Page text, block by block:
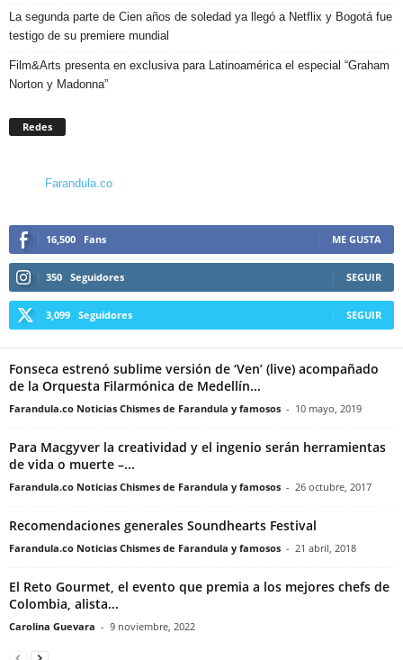
La segunda parte de Cien años de soledad ya llegó a Netflix y Bogotá fue
testigo de su premiere mundial
Film&Arts presenta en exclusiva para Latinoamérica el especial “Graham
Norton y Madonna”
Redes
Farandula.co
16,500 Fans ME GUSTA
350 Seguidores SEGUIR
3,099 Seguidores SEGUIR
Fonseca estrenó sublime versión de ‘Ven’ (live) acompañado
de la Orquesta Filarmónica de Medellín...
Farandula.co Noticias Chismes de Farandula y famosos - 10 mayo, 2019
Para Macgyver la creatividad y el ingenio serán herramientas
de vida o muerte –...
Farandula.co Noticias Chismes de Farandula y famosos - 26 octubre, 2017
Recomendaciones generales Soundhearts Festival
Farandula.co Noticias Chismes de Farandula y famosos - 21 abril, 2018
El Reto Gourmet, el evento que premia a los mejores chefs de
Colombia, alista...
Carolina Guevara - 9 noviembre, 2022